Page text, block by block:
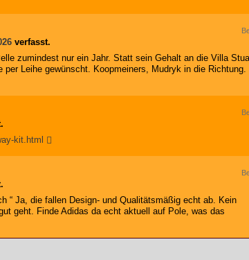
verfasst.
zumindest nur ein Jahr. Statt sein Gehalt an die Villa
Leihe gewünscht. Koopmeiners, Mudryk in die Richtung.
kit.html
“ Ja, die fallen Design- und Qualitätsmäßig echt ab. Kein
geht. Finde Adidas da echt aktuell auf Pole, was das